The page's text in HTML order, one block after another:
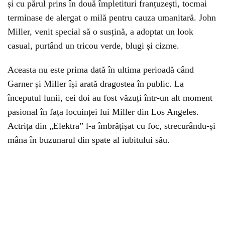
și cu părul prins în două împletituri franțuzești, tocmai
terminase de alergat o milă pentru cauza umanitară. John
Miller, venit special să o susțină, a adoptat un look
casual, purtând un tricou verde, blugi și cizme.
Aceasta nu este prima dată în ultima perioadă când
Garner și Miller își arată dragostea în public. La
începutul lunii, cei doi au fost văzuți într-un alt moment
pasional în fața locuinței lui Miller din Los Angeles.
Actrița din „Elektra” l-a îmbrățișat cu foc, strecurându-și
mâna în buzunarul din spate al iubitului său.